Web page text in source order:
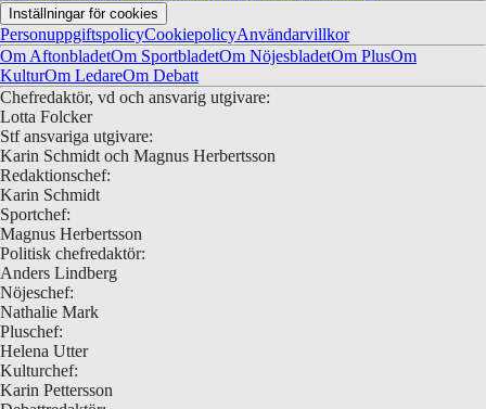
Inställningar för cookies
PersonuppgiftspolicyCookiepolicyAnvändarvillkor
Om AftonbladetOm SportbladetOm NöjesbladetOm PlusOm
KulturOm LedareOm Debatt
Chefredaktör, vd och ansvarig utgivare:
Lotta Folcker
Stf ansvariga utgivare:
Karin Schmidt och Magnus Herbertsson
Redaktionschef:
Karin Schmidt
Sportchef:
Magnus Herbertsson
Politisk chefredaktör:
Anders Lindberg
Nöjeschef:
Nathalie Mark
Pluschef:
Helena Utter
Kulturchef:
Karin Pettersson